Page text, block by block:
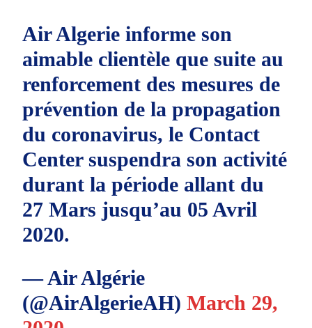
Air Algerie informe son
aimable clientèle que suite au
renforcement des mesures de
prévention de la propagation
du coronavirus, le Contact
Center suspendra son activité
durant la période allant du
27 Mars jusqu’au 05 Avril
2020.
— Air Algérie
(@AirAlgerieAH)March 29,